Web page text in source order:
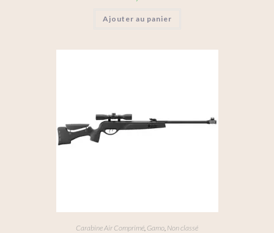
Ajouter au panier
Carabine Air Comprimé Gamo Non classé